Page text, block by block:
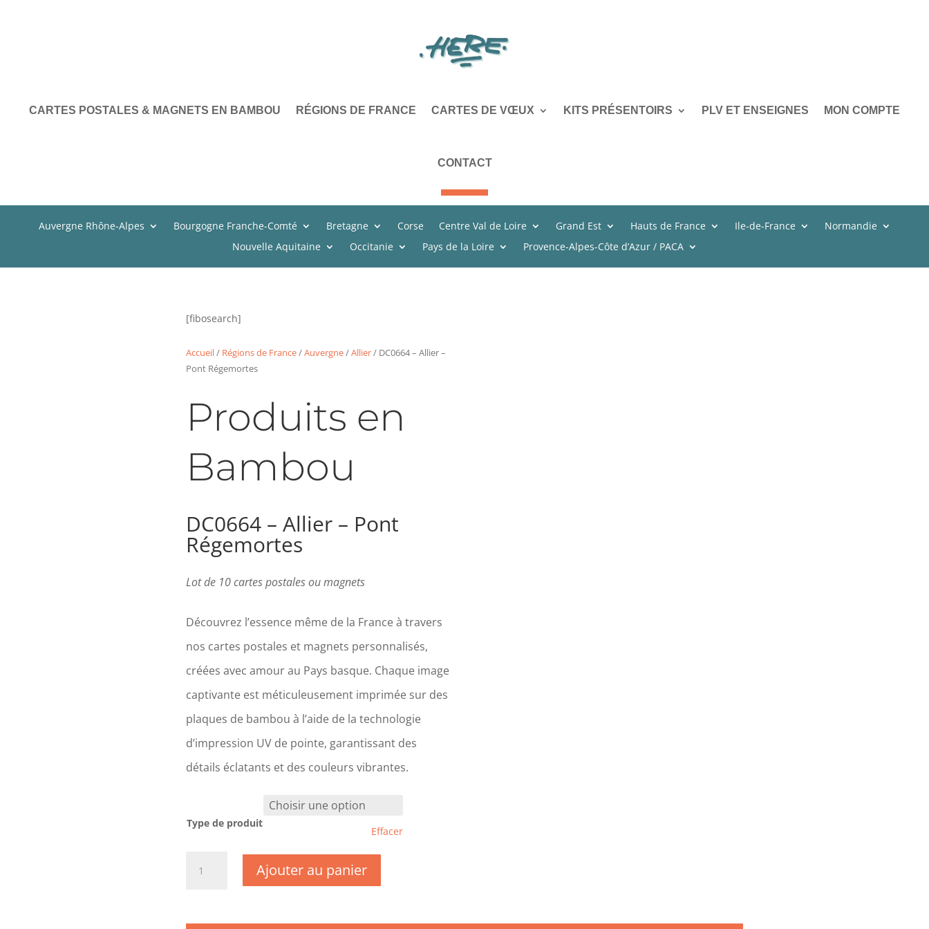
CARTES POSTALES & MAGNETS EN BAMBOU RÉGIONS DE FRANCE CARTES DE VŒUX KITS PRÉSENTOIRS PLV ET ENSEIGNES MON COMPTE
CONTACT
Auvergne Rhône-Alpes Bourgogne Franche-Comté Bretagne Corse Centre Val de Loire Grand Est Hauts de France Ile-de-France
Normandie
Nouvelle Aquitaine
Occitanie Pays de la Loire Provence-Alpes-Côte d’Azur / PACA
[fibosearch]
Accueil/ Régions de France/Auvergne/Allier/ DC0664 – Allier –
Pont Régemortes
Produits en
Bambou
DC0664 – Allier – Pont
Régemortes
Lot de 10 cartes postales ou magnets
Découvrez l’essence même de la France à travers
nos cartes postales et magnets personnalisés,
créées avec amour au Pays basque. Chaque image
captivante est méticuleusement imprimée sur des
plaques de bambou à l’aide de la technologie
d’impression UV de pointe, garantissant des
détails éclatants et des couleurs vibrantes.
Type de produit
Effacer
Allier
Ajouter au panier